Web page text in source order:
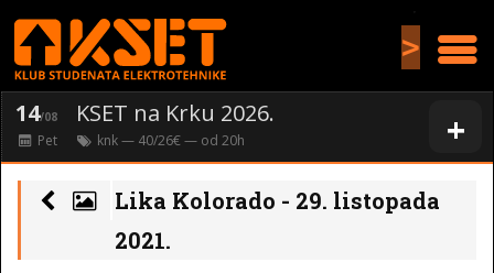
>
+
14/08 KSET na Krku 2026.
Pet knk— 40/26€ — od 20h
Lika Kolorado - 29. listopada
2021.